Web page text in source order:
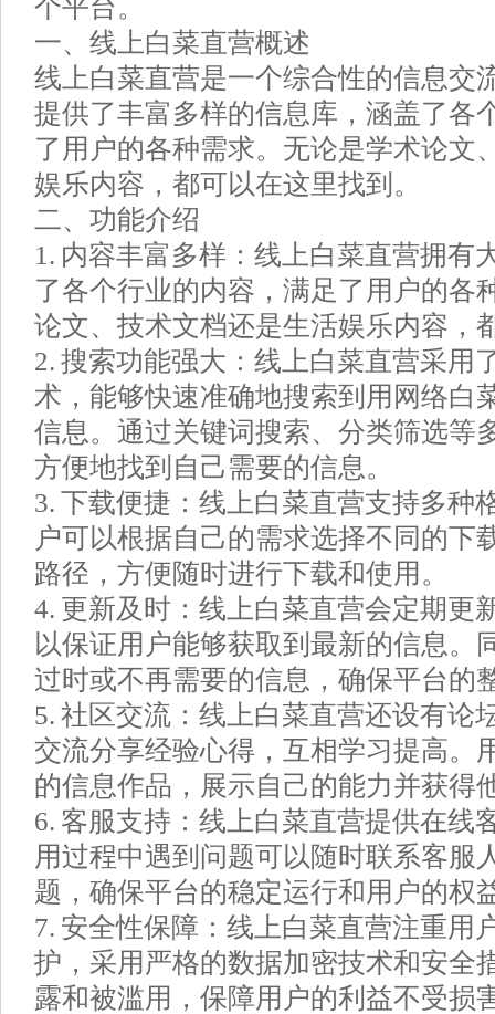
个平台。
一、线上白菜直营概述
线上白菜直营是一个综合性的信息交
提供了丰富多样的信息库，涵盖了各
了用户的各种需求。无论是学术论文
娱乐内容，都可以在这里找到。
二、功能介绍
1. 内容丰富多样：线上白菜直营拥有
了各个行业的内容，满足了用户的各
论文、技术文档还是生活娱乐内容，
2. 搜索功能强大：线上白菜直营采用
术，能够快速准确地搜索到用网络白
信息。通过关键词搜索、分类筛选等
方便地找到自己需要的信息。
3. 下载便捷：线上白菜直营支持多种
户可以根据自己的需求选择不同的下
路径，方便随时进行下载和使用。
4. 更新及时：线上白菜直营会定期更
以保证用户能够获取到最新的信息。
过时或不再需要的信息，确保平台的
5. 社区交流：线上白菜直营还设有论
交流分享经验心得，互相学习提高。
的信息作品，展示自己的能力并获得
6. 客服支持：线上白菜直营提供在线
用过程中遇到问题可以随时联系客服
题，确保平台的稳定运行和用户的权
7. 安全性保障：线上白菜直营注重用
护，采用严格的数据加密技术和安全
露和被滥用，保障用户的利益不受损